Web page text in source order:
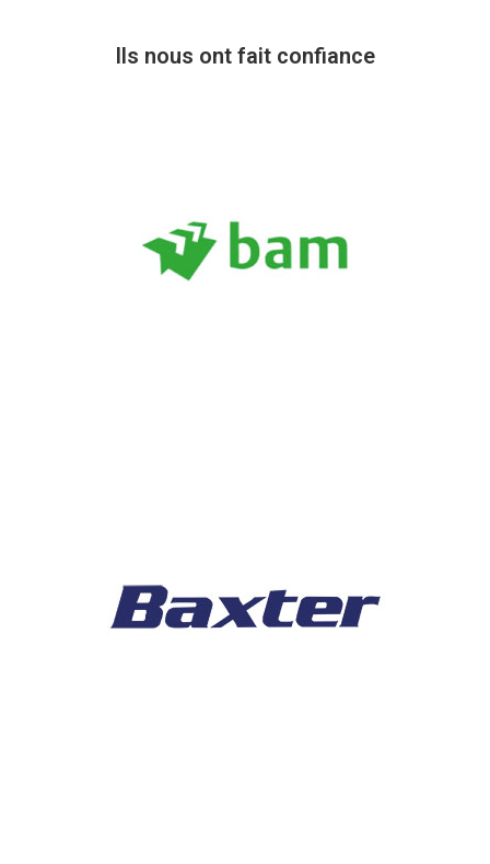
Ils nous ont fait confiance